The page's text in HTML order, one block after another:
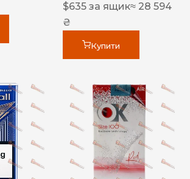
$635 за ящик≈ 28 594
₴
Купити